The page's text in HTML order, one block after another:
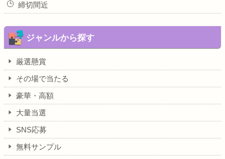
締切間近
ジャンルから探す
厳選懸賞
その場で当たる
豪華・高額
大量当選
SNS応募
無料サンプル